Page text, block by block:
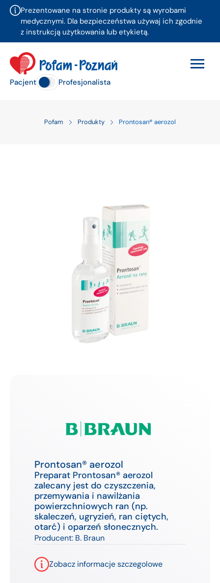
Prezentowane na stronie produkty są wyrobami
medycznymi. Dla bezpieczeństwa używaj ich zgodnie
z instrukcją użytkowania lub etykietą.
Pacjent Profesjonalista
Pofam Produkty Prontosan® aerozol
Prontosan® aerozol
Preparat Prontosan® aerozol
zalecany jest do czyszczenia,
przemywania i nawilżania
powierzchniowych ran (np.
skaleczeń, ugryzień, ran ciętych,
otarć) i oparzeń słonecznych.
Producent: B. Braun
Zobacz informacje szczegolowe